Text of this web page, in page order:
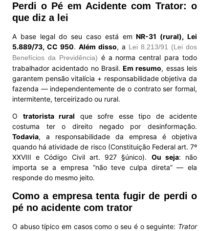
Perdi o Pé em Acidente com Trator: o
que diz a lei
A base legal do seu caso está emNR-31 (rural), Lei
5.889/73, CC 950. Além disso, a Lei 8.213/91 (Lei dos
Benefícios da Previdência) é a norma central para todo
trabalhador acidentado no Brasil.Em resumo, essas leis
garantem pensão vitalícia + responsabilidade objetiva da
fazenda — independentemente de o contrato ser formal,
intermitente, terceirizado ou rural.
O tratorista rural que sofre esse tipo de acidente
costuma ter o direito negado por desinformação.
Todavia, a responsabilidade da empresa é objetiva
quando há atividade de risco (Constituição Federal art. 7º
XXVIII e Código Civil art. 927 §único). Ou seja: não
importa se a empresa “não teve culpa direta” — ela
responde do mesmo jeito.
Como a empresa tenta fugir de perdi o
pé no acidente com trator
O abuso típico em casos como o seu é o seguinte: Trator